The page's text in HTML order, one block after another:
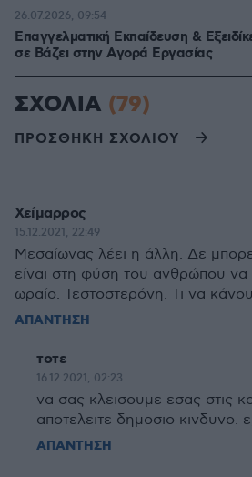
Επαγγελματική Εκπαίδευση &
σε Bάζει στην Aγορά Eργασίας
26.07.2026, 09:54
ΣΧΟΛΙΑ (79)
ΠΡΟΣΘΗΚΗ ΣΧΟΛΙΟΥ
Χείμαρρος
15.12.2021, 22:49
Μεσαίωνας λέει η άλλη. Δε
είναι στη φύση του ανθρώπου να
ωραίο. Τεστοστερόνη. Τι να
ΑΠΑΝΤΗΣΗ
τοτε
16.12.2021, 02:23
να σας κλεισουμε εσας στις
αποτελειτε δημοσιο κινδυνο.
ΑΠΑΝΤΗΣΗ